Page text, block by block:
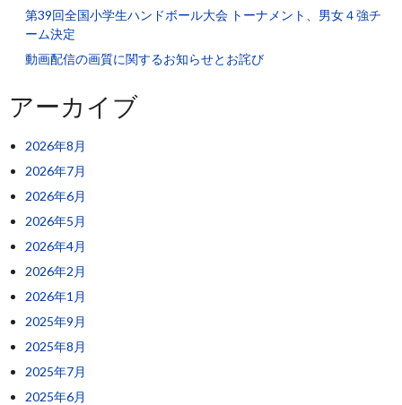
第39回全国小学生ハンドボール大会 トーナメント、男女４強チ
ーム決定
動画配信の画質に関するお知らせとお詫び
アーカイブ
2026年8月
2026年7月
2026年6月
2026年5月
2026年4月
2026年2月
2026年1月
2025年9月
2025年8月
2025年7月
2025年6月